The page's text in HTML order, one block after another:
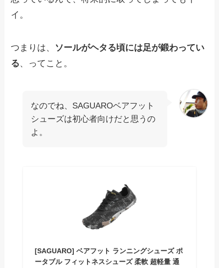
イ。
つまりは、 ソールがヘタる頃には足が鍛わってい
る、ってこと。
なのでね、SAGUAROベアフット
シューズは初心者向けだと思うの
よ。
[SAGUARO] ベアフット ランニングシューズ ポ
ータブル フィットネスシューズ 柔軟 超軽量 通